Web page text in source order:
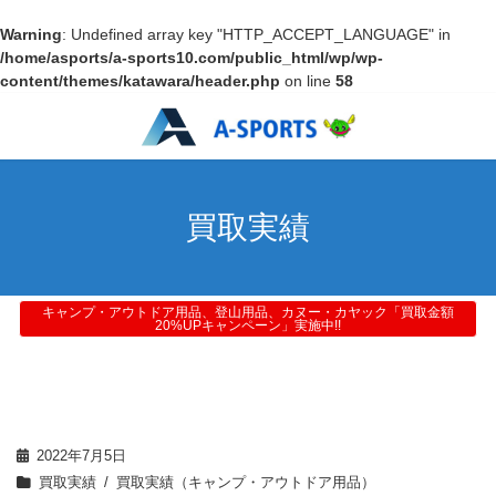
Warning: Undefined array key "HTTP_ACCEPT_LANGUAGE" in
/home/asports/a-sports10.com/public_html/wp/wp-
content/themes/katawara/header.php on line 58
買取実績
キャンプ・アウトドア用品、登山用品、カヌー・カヤック「買取金額
20%UPキャンペーン」実施中!!
2022年7月5日
買取実績
買取実績（キャンプ・アウトドア用品）